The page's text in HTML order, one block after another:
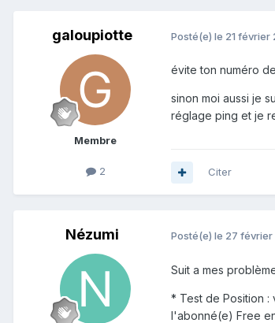
galoupiotte
Membre
2
Posté(e) le 21 février
évite ton numéro
sinon moi aussi je
réglage ping et je
Citer
Nézumi Posté(e) le 27 février
Suit a mes
* Test de Position
l'abonné(e) Free